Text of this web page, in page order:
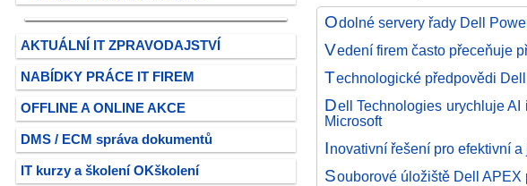
AKTUÁLNÍ IT ZPRAVODAJSTVÍ
NABÍDKY PRÁCE IT FIREM
OFFLINE A ONLINE AKCE
DMS / ECM správa dokumentů
IT kurzy a školení OKškolení
Odolné servery řady Dell
Vedení firem často přeceňuje
Technologické předpovědi
Dell Technologies urychluje
Microsoft
Inovativní řešení pro efektivní
Souborové úložiště Dell APEX